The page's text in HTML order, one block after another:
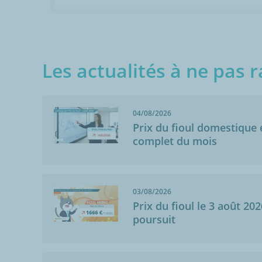
Les actualités à ne pas
04/08/2026
Prix du fioul domestique
complet du mois
03/08/2026
Prix du fioul le 3 août
poursuit
16/12/2013
Point(s)